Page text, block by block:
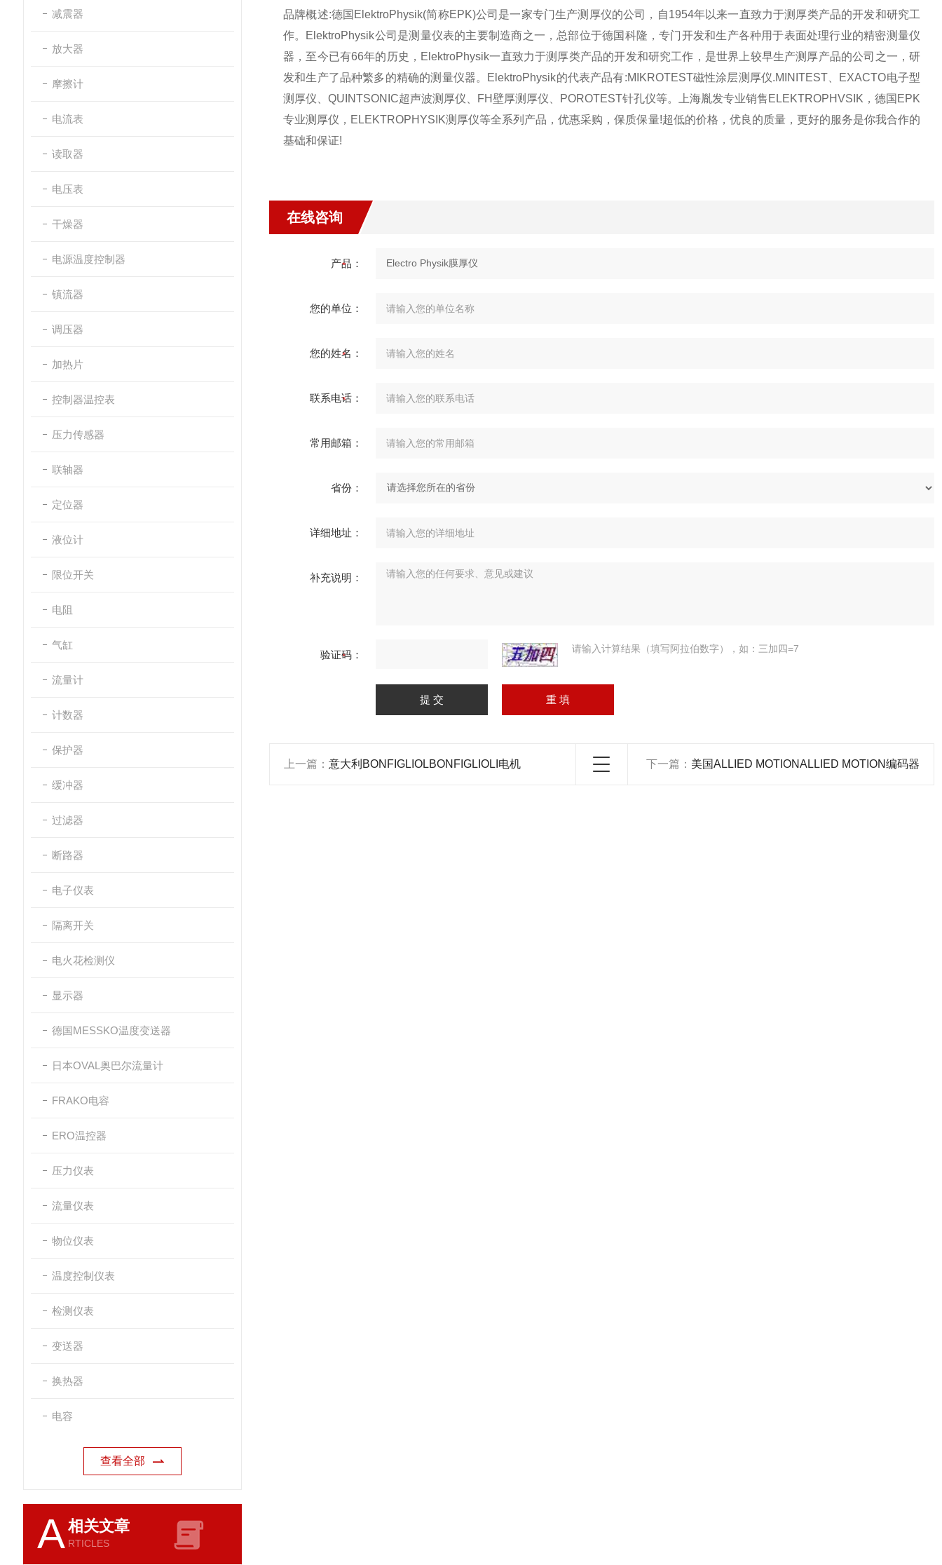
减震器
放大器
摩擦计
电流表
读取器
电压表
干燥器
电源温度控制器
镇流器
调压器
加热片
控制器温控表
压力传感器
联轴器
定位器
液位计
限位开关
电阻
气缸
流量计
计数器
保护器
缓冲器
过滤器
断路器
电子仪表
隔离开关
电火花检测仪
显示器
德国MESSKO温度变送器
日本OVAL奥巴尔流量计
FRAKO电容
ERO温控器
压力仪表
流量仪表
物位仪表
温度控制仪表
检测仪表
变送器
换热器
电容
查看全部
A相关文章
RTICLES
品牌概述:德国 ElektroPhysik(简称EPK)公司是一家专门生产测厚仪的公司，自1954年以来一直致力于测厚类产品的开发和研究工
作。 ElektroPhysik公司是测量仪表的主要制造商之一，总部位于德国科隆，专门开发和生产各种用于表面处理行业的精密测量仪
器，至今已有66年的历史， ElektroPhysik一直致力于测厚类产品的开发和研究工作，是世界上较早生产测厚产品的公司之一，研
发和生产了品种繁多的精确的测量仪器。 ElektroPhysik的代表产品有:MIKROTEST磁性涂层测厚仪.MINITEST EXACTO电子型
测厚仪、 QUINTSONIC超声波测厚仪、 FH 壁厚测厚仪、 POROTEST针孔仪等。上海胤发专业销售 ELEKTROPHVSIK ，德国 EPK
专业测厚仪， ELEKTROPHYSIK测厚仪等全系列产品，优惠采购，保质保量!超低的价格，优良的质量，更好的服务是你我合作的
基础和保证!
在线咨询
产品：
您的单位：
您的姓名：
联系电话：
常用邮箱：
省份：
详细地址：
补充说明：
验证码： 请输入计算结果（填写阿拉伯数字），如：三加四=7
上一篇： 意大利BONFIGLIOLBONFIGLIOLI电机 下一篇： 美国ALLIED MOTIONALLIED MOTION编码器